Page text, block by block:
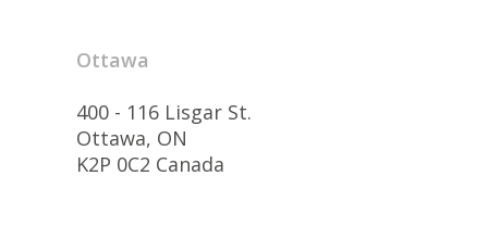
Ottawa
400 - 116 Lisgar St.
Ottawa, ON
K2P 0C2 Canada